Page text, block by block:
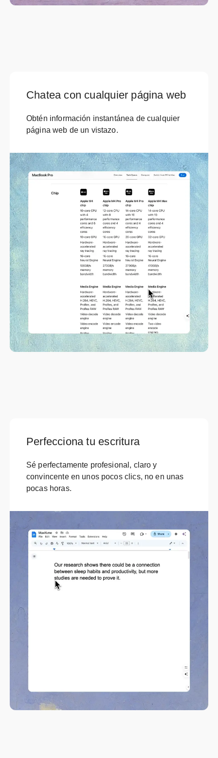
Chatea con cualquier página web
Obtén información instantánea de cualquier
página web de un vistazo.
Perfecciona tu escritura
Sé perfectamente profesional, claro y
convincente en unos pocos clics, no en unas
pocas horas.